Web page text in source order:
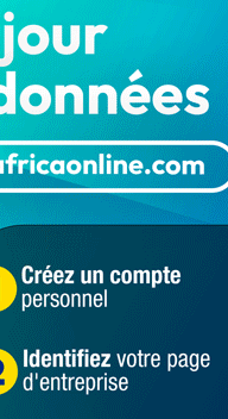
de finale à la suite d’une